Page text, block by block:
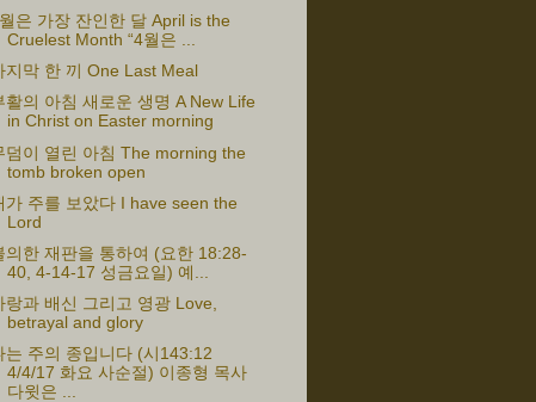
은 가장 잔인한 달 April is the
Cruelest Month “4월은 ...
지막 한 끼 One Last Meal
활의 아침 새로운 생명 A New Life
in Christ on Easter morning
덤이 열린 아침 The morning the
tomb broken open
가 주를 보았다 I have seen the
Lord
의한 재판을 통하여 (요한 18:28-
40, 4-14-17 성금요일) 예...
랑과 배신 그리고 영광 Love,
betrayal and glory
는 주의 종입니다 (시143:12
4/4/17 화요 사순절) 이종형 목사
다윗은 ...